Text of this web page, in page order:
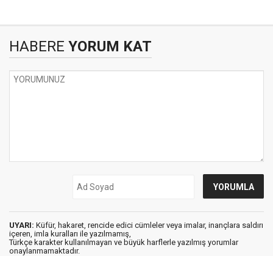
HABERE YORUM KAT
UYARI: Küfür, hakaret, rencide edici cümleler veya imalar, inançlara saldırı
içeren, imla kuralları ile yazılmamış,
Türkçe karakter kullanılmayan ve büyük harflerle yazılmış yorumlar
onaylanmamaktadır.